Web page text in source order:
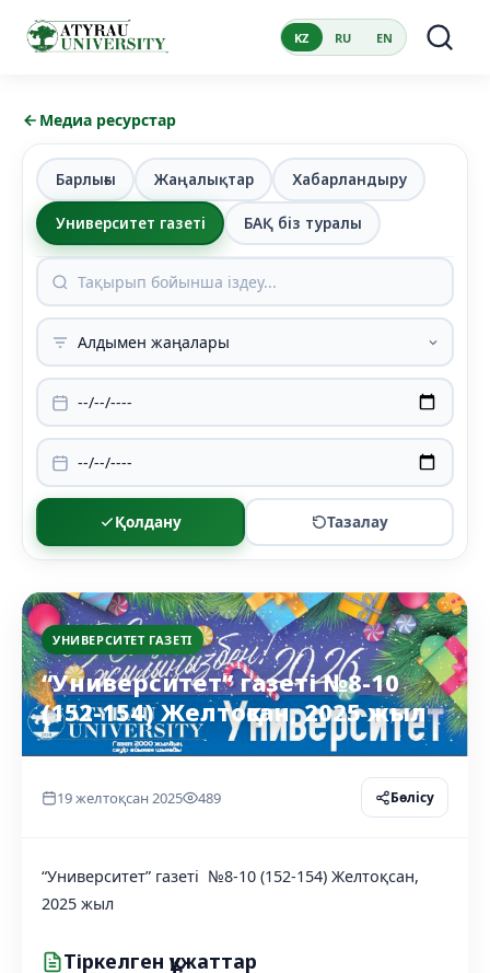
KZ RU EN
Медиа ресурстар
Барлығы Жаңалықтар Хабарландыру
Университет газеті БАҚ біз туралы
Қолдану Тазалау
УНИВЕРСИТЕТ ГАЗЕТІ
“Университет” газеті №8-10
(152-154) Желтоқсан, 2025 жыл
19 желтоқсан 2025 489 Бөлісу
“Университет” газеті №8-10 (152-154) Желтоқсан,
2025 жыл
Тіркелген құжаттар